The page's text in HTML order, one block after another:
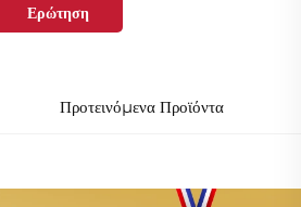
Ερώτηση
Προτεινόμενα Προϊόντα